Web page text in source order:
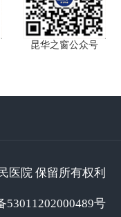
昆华之窗公众号
医院 保留所有权利
53011202000489号